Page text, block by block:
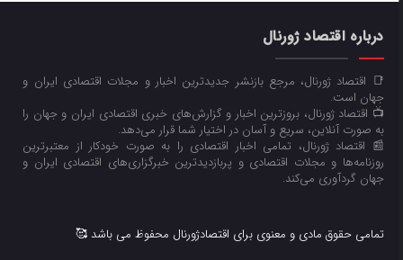
درباره اقتصاد ژورنال
📑 اقتصاد ژورنال، مرجع بازنشر جدیدترین اخبار و مجلات اقتصادی ایران و
جهان است.
📺 اقتصاد ژورنال، بروزترین اخبار و گزارش‌های خبری اقتصادی ایران و جهان را
به صورت آنلاین، سریع و آسان در اختیار شما قرار می‌‌دهد.
📰 اقتصاد ژورنال، تمامی اخبار اقتصادی را به صورت خودکار از معتبرترین
روزنامه‌ها و مجلات اقتصادی و پربازدیدترین خبرگزاری‌های اقتصادی ایران و
جهان گردآوری می‌کند.
تمامی حقوق مادی و معنوی برای اقتصادژورنال محفوظ می باشد 🥰